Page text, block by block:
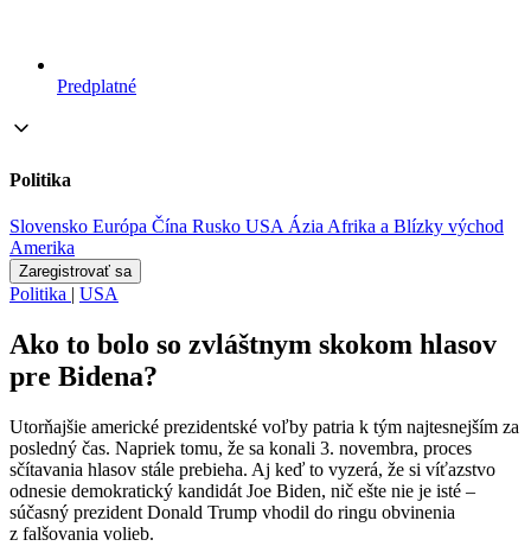
Predplatné
Politika
Slovensko Európa Čína Rusko USA ÁziaAfrika a Blízky východ
Amerika
Zaregistrovať sa
Politika | USA
Ako to bolo so zvláštnym skokom hlasov
pre Bidena?
Utorňajšie americké prezidentské voľby patria k tým najtesnejším za
posledný čas. Napriek tomu, že sa konali 3. novembra, proces
sčítavania hlasov stále prebieha. Aj keď to vyzerá, že si víťazstvo
odnesie demokratický kandidát Joe Biden, nič ešte nie je isté –
súčasný prezident Donald Trump vhodil do ringu obvinenia
z falšovania volieb.